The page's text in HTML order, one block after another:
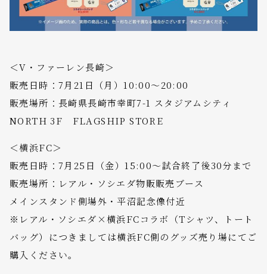
＜V・ファーレン長崎＞
販売日時：7月21日（月）10:00～20:00
販売場所：長崎県長崎市幸町7-1 スタジアムシティ
NORTH 3F FLAGSHIP STORE
＜横浜FC＞
販売日時：7月25日（金）15:00～試合終了後30分まで
販売場所：レアル・ソシエダ物販販売ブース
メインスタンド側場外・平沼記念像付近
※レアル・ソシエダ×横浜FCコラボ（Tシャツ、トート
バッグ）につきましては横浜FC側のグッズ売り場にてご
購入ください。